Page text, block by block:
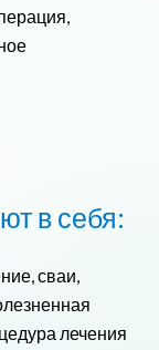
в себя:
сваи,
лечения